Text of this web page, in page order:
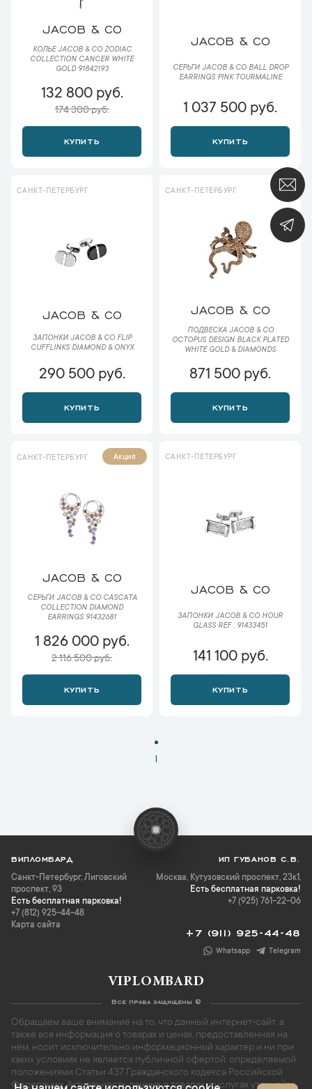
JACOB & CO
КОЛЬЕ JACOB & CO ZODIAC
COLLECTION CANCER WHITE
GOLD 91842193
132 800 руб.
174 300 руб.
КУПИТЬ
JACOB & CO
СЕРЬГИ JACOB & CO BALL DROP
EARRINGS PINK TOURMALINE
1 037 500 руб.
КУПИТЬ
САНКТ-ПЕТЕРБУРГ
JACOB & CO
ЗАПОНКИ JACOB & CO FLIP
CUFFLINKS DIAMOND & ONYX
290 500 руб.
КУПИТЬ
САНКТ-ПЕТЕРБУРГ
JACOB & CO
ПОДВЕСКА JACOB & CO
OCTOPUS DESIGN BLACK PLATED
WHITE GOLD & DIAMONDS
871 500 руб.
КУПИТЬ
САНКТ-ПЕТЕРБУРГ Акция
JACOB & CO
СЕРЬГИ JACOB & CO CASCATA
COLLECTION DIAMOND
EARRINGS 91432681
1 826 000 руб.
2 116 500 руб.
КУПИТЬ
САНКТ-ПЕТЕРБУРГ
JACOB & CO
ЗАПОНКИ JACOB & CO HOUR
GLASS REF . 91433451
141 100 руб.
КУПИТЬ
1
ВИПЛОМБАРД
Санкт-Петербург, Лиговский
проспект, 93
Есть бесплатная парковка!
+7 (812) 925-44-48
Карта сайта
ИП ГУБАНОВ С.В.
Москва, Кутузовский проспект, 23к1,
Есть бесплатная парковка!
+7 (925) 761-22-06
+7 (911) 925-44-48
Whatsapp Telegram
VIPLOMBARD
Все права защищены ©
Обращаем ваше внимание на то, что данный интернет-сайт, а
также вся информация о товарах и ценах, предоставленная на
нём, носит исключительно информационный характер и ни при
каких условиях не является публичной офертой, определяемой
положениями Статьи 437 Гражданского кодекса Российской
Федерации. Актуальность данных о товарах и услугах уточняйте